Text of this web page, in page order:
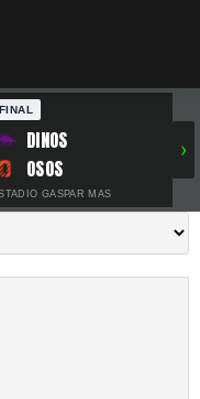
FINAL
DINOS
OSOS
GASPAR MAS
›